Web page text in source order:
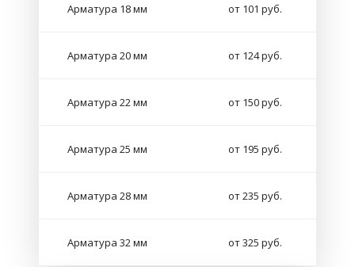
Арматура 18 мм от 101 руб.
Арматура 20 мм от 124 руб.
Арматура 22 мм от 150 руб.
Арматура 25 мм от 195 руб.
Арматура 28 мм от 235 руб.
Арматура 32 мм от 325 руб.